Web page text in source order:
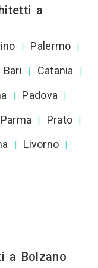
a
| Palermo |
Bari | Catania |
| Padova |
Parma | Prato |
| Livorno |
a Bolzano